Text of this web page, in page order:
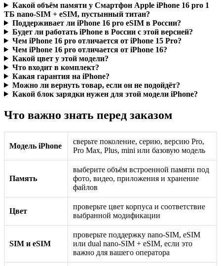
Какой объём памяти у Смартфон Apple iPhone 16 pro 1
ТБ nano-SIM + eSIM, пустынный титан?
Поддерживает ли iPhone 16 pro eSIM в России?
Будет ли работать iPhone в России с этой версией?
Чем iPhone 16 pro отличается от iPhone 15 Pro?
Чем iPhone 16 pro отличается от iPhone 16?
Какой цвет у этой модели?
Что входит в комплект?
Какая гарантия на iPhone?
Можно ли вернуть товар, если он не подойдёт?
Какой блок зарядки нужен для этой модели iPhone?
Что важно знать перед заказом
Модель iPhone
сверьте поколение, серию, версию Pro,
Pro Max, Plus, mini или базовую модель
Память
выберите объём встроенной памяти под
фото, видео, приложения и хранение
файлов
Цвет
проверьте цвет корпуса и соответствие
выбранной модификации
SIM и eSIM
проверьте поддержку nano-SIM, eSIM
или dual nano-SIM + eSIM, если это
важно для вашего оператора